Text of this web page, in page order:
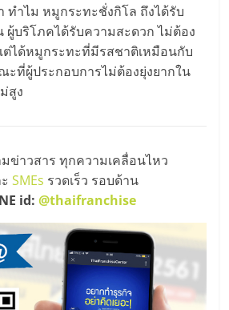
ทำไม หมูกระทะชั่งกิโล ถึงได้รับ
บริโภคได้รับความสะดวก ไม่ต้อง
ต่ได้หมูกระทะที่มีรสชาติเหมือนกับ
ที่ผู้ประกอบการไม่ต้องยุ่งยากใน
สูง
ข่าวสาร ทุกความเคลื่อนไหว
ะSMEs รวดเร็ว รอบด้าน
id:@thaifranchise